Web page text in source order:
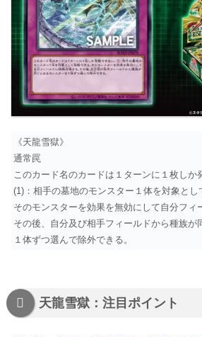
《天龍雪獄》
通常罠
このカード名のカードは１ターンに１枚しか
(1)：相手の墓地のモンスター１体を対象とし
そのモンスターを効果を無効にして自分フィ
その後、自分及び相手フィールドから種族が
１体ずつ選んで除外できる。
天龍雪獄：注目ポイント